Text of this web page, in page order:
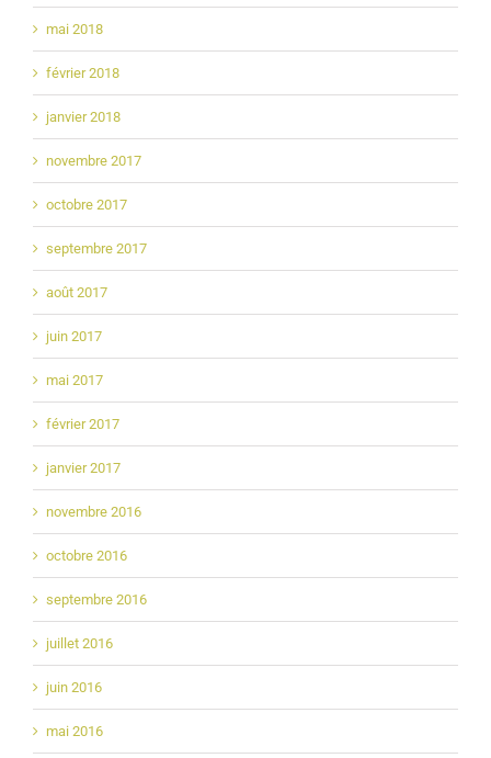
mai 2018
février 2018
janvier 2018
novembre 2017
octobre 2017
septembre 2017
août 2017
juin 2017
mai 2017
février 2017
janvier 2017
novembre 2016
octobre 2016
septembre 2016
juillet 2016
juin 2016
mai 2016